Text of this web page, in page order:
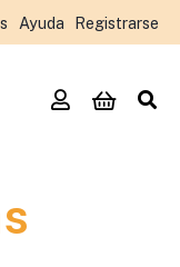
Ayuda Registrarse